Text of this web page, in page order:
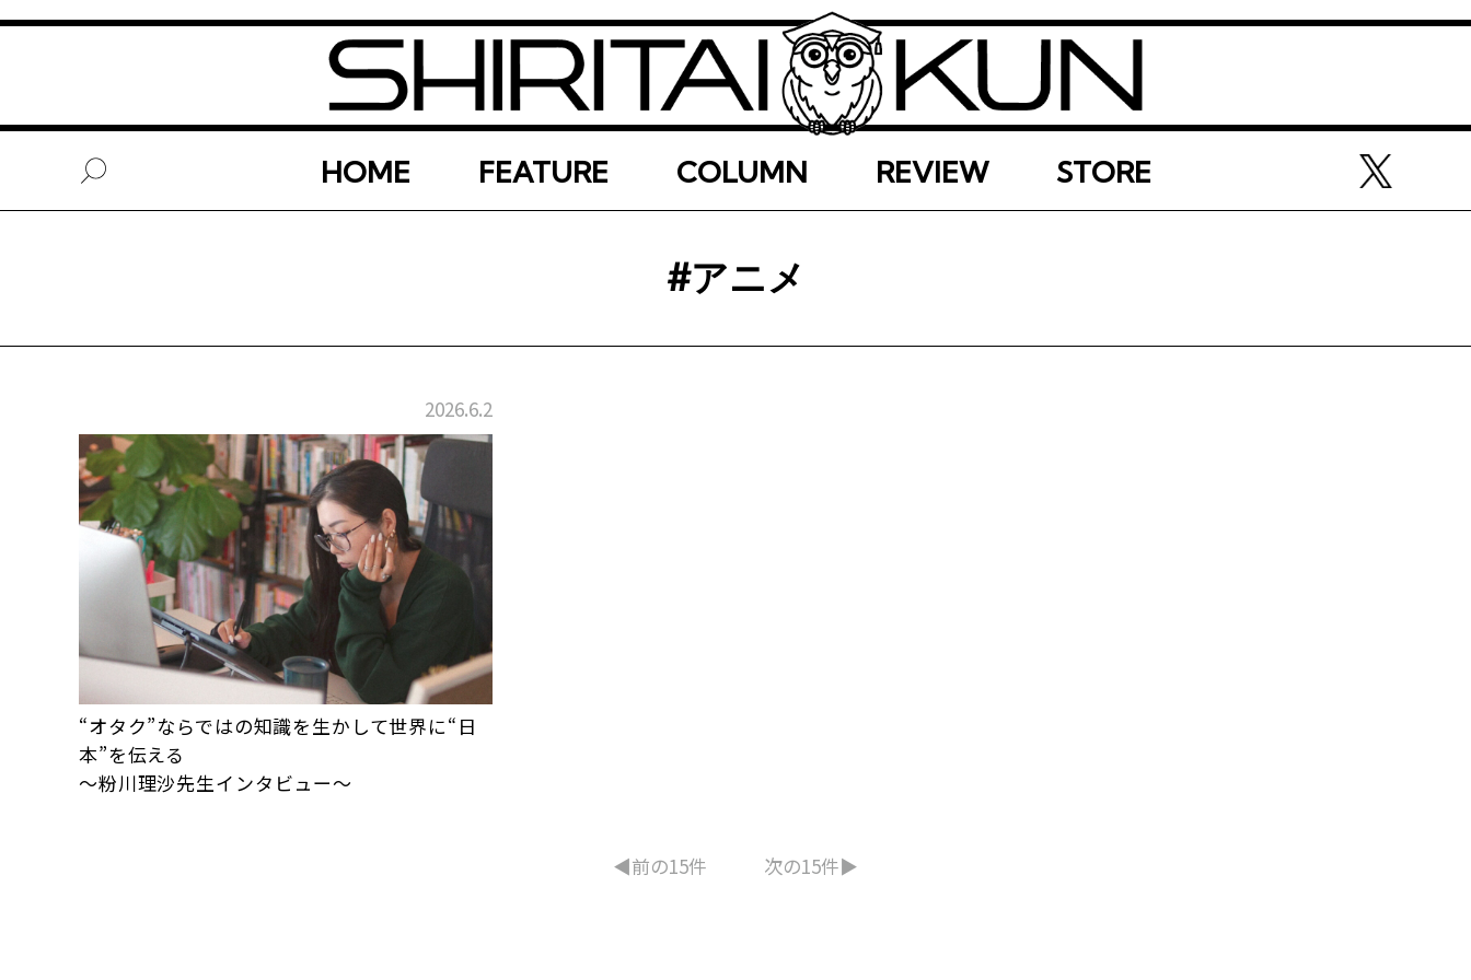
HOME FEATURE COLUMN REVIEW STORE
#アニメ
2026.6.2
“オタク”ならではの知識を生かして世界に“日
本”を伝える
～粉川理沙先生インタビュー～
◀︎前の15件 次の15件▶︎